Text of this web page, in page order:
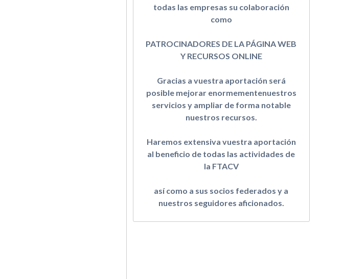
todas las empresas su colaboración
como
PATROCINADORES DE LA PÁGINA WEB
Y RECURSOS ONLINE
Gracias a vuestra aportación será
posible mejorar enormementenuestros
servicios y ampliar de forma notable
nuestros recursos.
Haremos extensiva vuestra aportación
al beneficio de todas las actividades de
la FTACV
así como a sus socios federados y a
nuestros seguidores aficionados.